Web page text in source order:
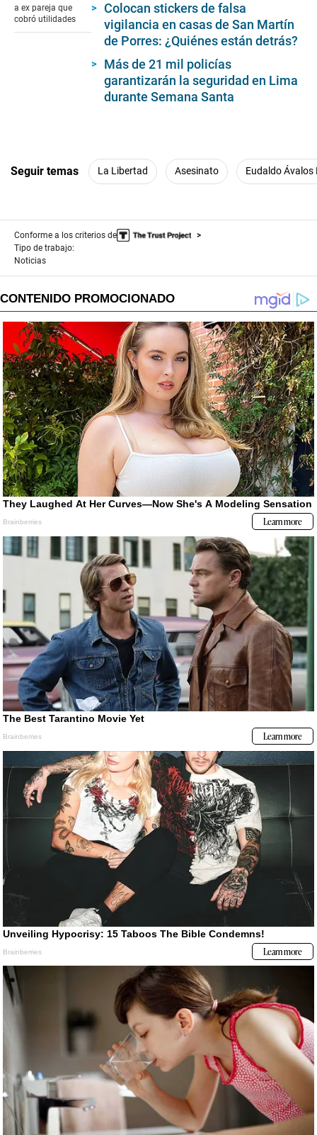
1
minute,
a ex pareja que
cobró utilidades
Colocan stickers de falsa
vigilancia en casas de San Martín
de Porres: ¿Quiénes están detrás?
Más de 21 mil policías
garantizarán la seguridad en Lima
durante Semana Santa
Seguir temas La Libertad Asesinato Eudaldo Ávalos
Conforme a los criterios de
Tipo de trabajo:
Noticias